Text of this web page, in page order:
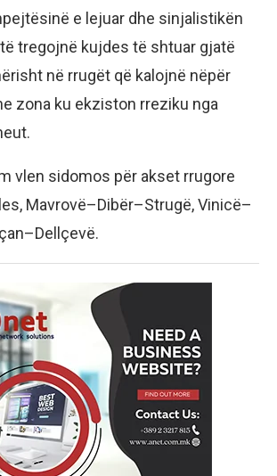
e lejuar dhe sinjalistikën
tregojnë kujdes të shtuar gjatë
në rrugët që kalojnë nëpër
zona ku ekziston rreziku nga
vlen sidomos për akset rrugore
Mavrovë–Dibër–Strugë, Vinicë–